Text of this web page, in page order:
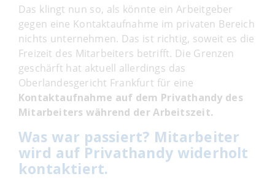
Das klingt nun so, als könnte ein Arbeitgeber
gegen eine Kontaktaufnahme im privaten Bereich
nichts unternehmen. Das ist richtig, soweit es die
Freizeit des Mitarbeiters betrifft. Die Grenzen
geschärft hat aktuell allerdings das
Oberlandesgericht Frankfurt für eine
Kontaktaufnahme auf dem Privathandy des
Mitarbeiters während der Arbeitszeit.
Was war passiert? Mitarbeiter
wird auf Privathandy widerholt
kontaktiert.